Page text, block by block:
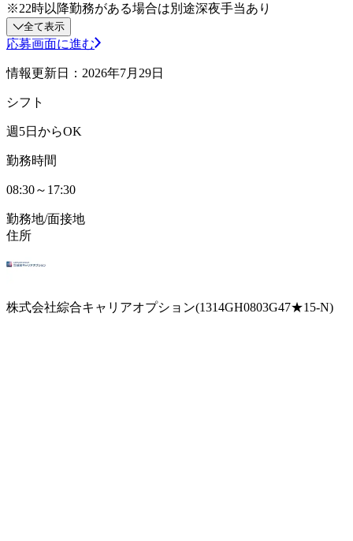
※22時以降勤務がある場合は別途深夜手当あり
全て表示
応募画面に進む
情報更新日：2026年7月29日
シフト
週5日からOK
勤務時間
08:30～17:30
勤務地/面接地
住所
株式会社綜合キャリアオプション(1314GH0803G47★15-N)